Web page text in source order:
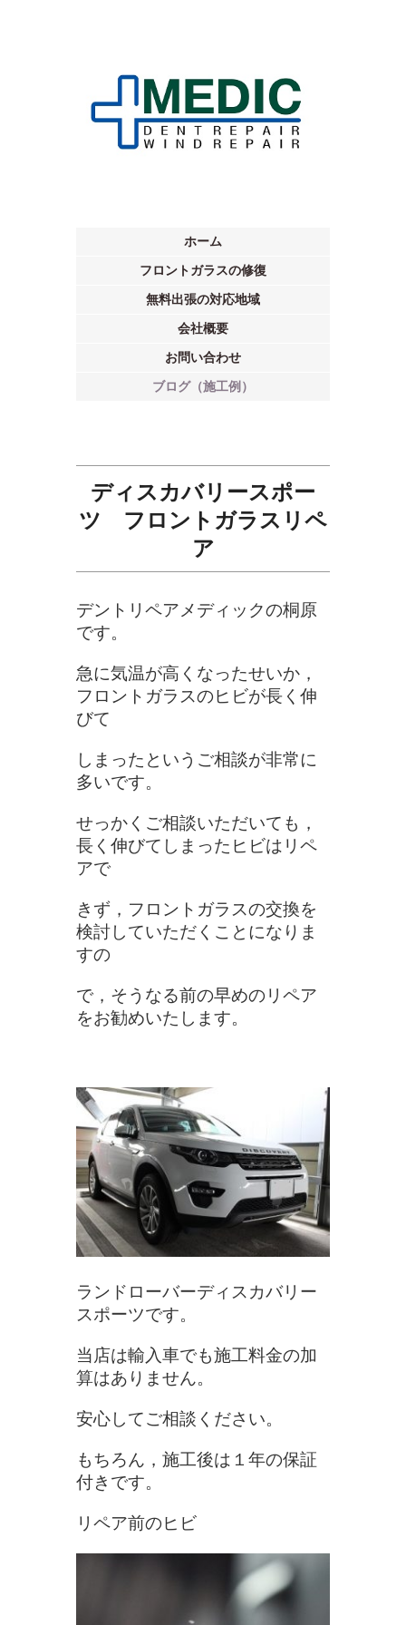
ホーム
フロントガラスの修復
無料出張の対応地域
会社概要
お問い合わせ
ブログ（施工例）
ディスカバリースポー
ツ フロントガラスリペ
ア
デントリペアメディックの桐原
です。
急に気温が高くなったせいか，
フロントガラスのヒビが長く伸
びて
しまったというご相談が非常に
多いです。
せっかくご相談いただいても，
長く伸びてしまったヒビはリペ
アで
きず ，フロントガラスの交換を
検討していただくことになりま
すの
で， そうなる前の早めのリペア
をお勧めいたします。
ランドローバーディスカバリー
スポーツです。
当店は輸入車でも施工料金の加
算はありません。
安心してご相談ください。
もちろん，施工後は１年の保証
付きです。
リペア前のヒビ